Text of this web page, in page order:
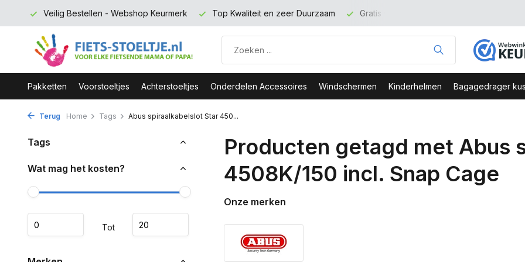
Veilig Bestellen - Webshop Keurmerk Top Kwaliteit en zeer Duurzaam Gratis verzending binnen NL vanaf 100 euro
Pakketten Voorstoeltjes Achterstoeltjes Onderdelen Accessoires Windschermen Kinderhelmen Bagagedrager
Terug Home Tags Abus spiraalkabelslot Star 450...
Tags
Wat mag het kosten?
Tot
Producten getagd met Abus
4508K/150 incl. Snap Cage
Onze merken